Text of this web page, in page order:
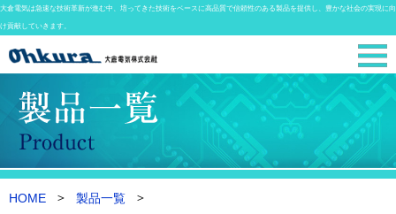
大倉電気は急速な技術革新が進む中、培ってきた技術をベースに高品質で信頼性のある製品を提供し、豊かな社会の実現に向
け貢献していきます。
HOME 製品一覧